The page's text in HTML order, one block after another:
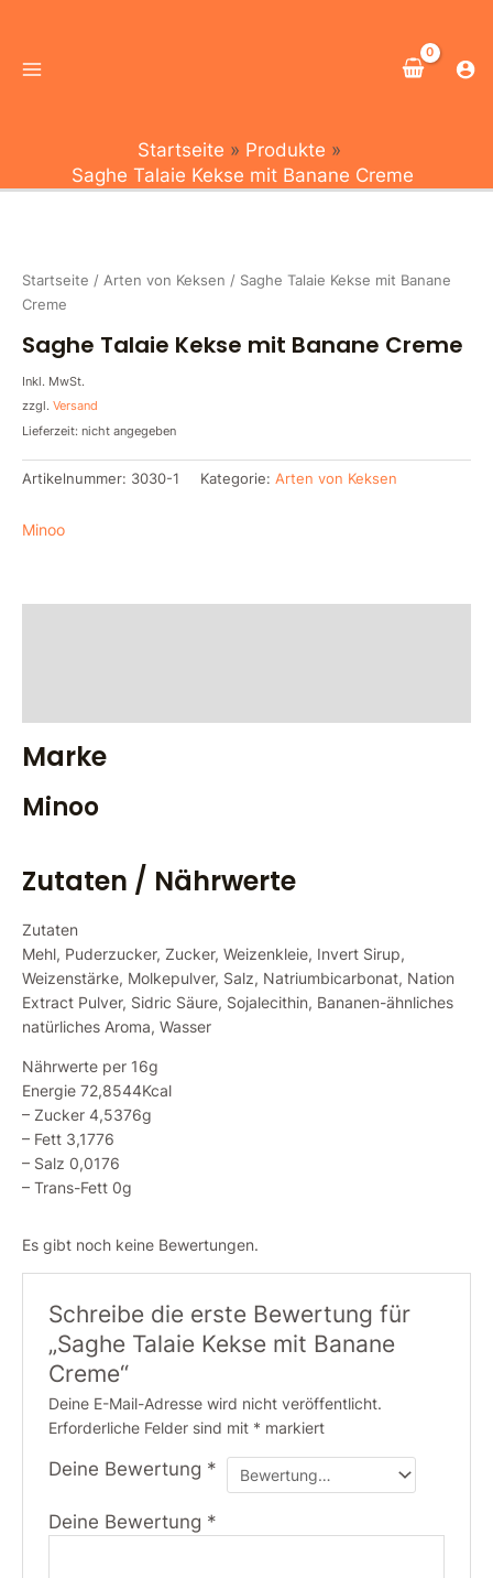
springen
Menu
Startseite
Produkte
Saghe Talaie Kekse mit Banane Creme
Startseite / Arten von Keksen / Saghe Talaie Kekse mit Banane
Creme
Saghe Talaie Kekse mit Banane Creme
Inkl. MwSt.
zzgl. Versand
Lieferzeit: nicht angegeben
Artikelnummer: 3030-1 Kategorie: Arten von Keksen
Minoo
Marke
Minoo
Zutaten / Nährwerte
Zutaten
Mehl, Puderzucker, Zucker, Weizenkleie, Invert Sirup,
Weizenstärke, Molkepulver, Salz, Natriumbicarbonat, Nation
Extract Pulver, Sidric Säure, Sojalecithin, Bananen-ähnliches
natürliches Aroma, Wasser
Nährwerte per 16g
Energie 72,8544Kcal
– Zucker 4,5376g
– Fett 3,1776
– Salz 0,0176
– Trans-Fett 0g
Es gibt noch keine Bewertungen.
Schreibe die erste Bewertung für
„Saghe Talaie Kekse mit Banane
Creme“
Deine E-Mail-Adresse wird nicht veröffentlicht.
Erforderliche Felder sind mit * markiert
Deine Bewertung *
Deine Bewertung *